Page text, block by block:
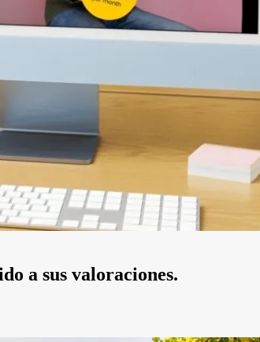
a sus valoraciones.